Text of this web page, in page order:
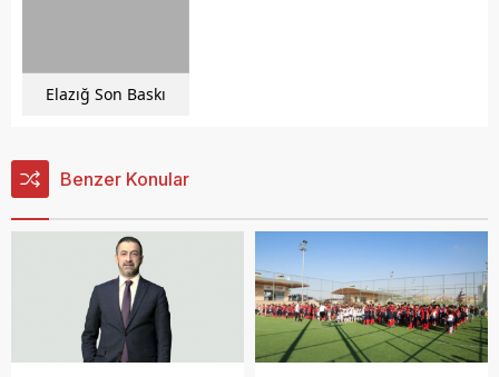
Elazığ Son Baskı
Benzer Konular